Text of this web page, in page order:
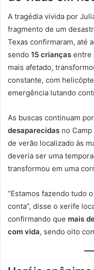
A tragédia vivida por
fragmento de um
Texas confirmaram, até
sendo 15 crianças entre
mais afetado,
constante, com
emergência lutando
As buscas continuam
desaparecidas no
de verão localizado às
deveria ser uma
transformou em uma
“Estamos fazendo tudo
conta”, disse o xerife
confirmando que mais
com vida, sendo oito